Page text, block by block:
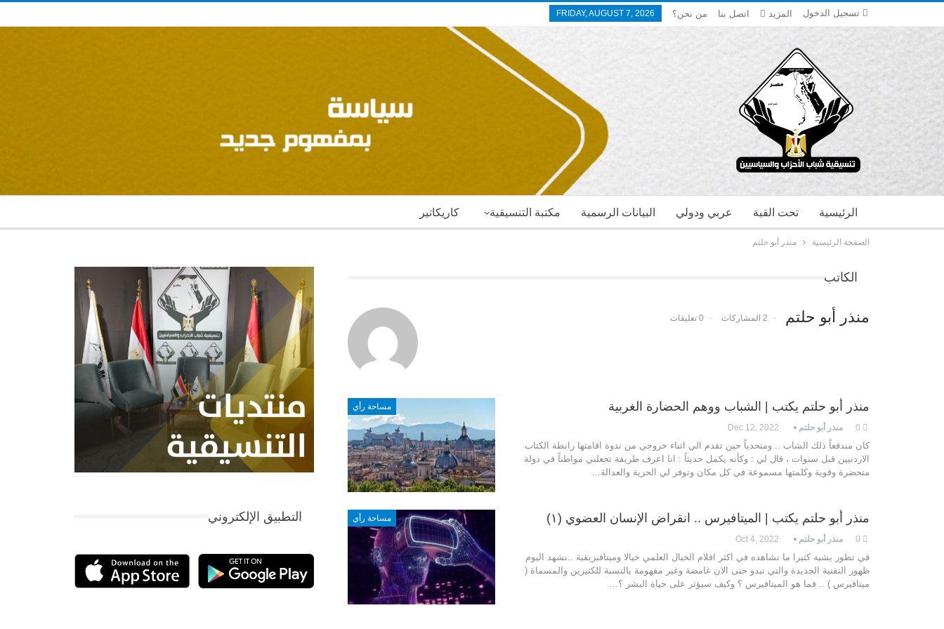
تسجيل الدخول FRIDAY, AUGUST 7, 2026 من نحن؟ اتصل بنا المزيد
كاريكاتير مكتبة التنسيقية البيانات الرسمية عربي ودولي تحت القبة الرئيسية
الصفحة الرئيسية منذر أبو حلتم
الكاتب
منذر أبو حلتم 2 المشاركات 0 تعليقات
مساحة رأي منذر أبو حلتم يكتب | الشباب ووهم الحضارة الغربية
منذر أبو حلتم Dec 12, 2022
كان مندفعاً ذلك الشاب .. ومتحدياً حين تقدم الي اثناء خروجي من ندوة اقامتها رابطة الكتاب
الاردنيين قبل سنوات ، قال لي : وكأنه يكمل حديثاً : انا اعرف طريقة تجعلني مواطناً في دولة
متحضرة وقوية وكلمتها مسموعة في كل مكان وتوفر لي الحرية والعدالة…
مساحة رأي منذر أبو حلتم يكتب | الميتافيرس .. انقراض الإنسان العضوي (١)
منذر أبو حلتم Oct 4, 2022
في تطور يشبه كثيرا ما نشاهده في اكثر افلام الخيال العلمي خيالا وميتافيزيقية ..نشهد اليوم
ظهور التقنية الجديدة والتي تبدو حتى الان غامضة وغير مفهومة بالنسبة للكثيرين والمسماة (
ميتافيرس ) .. فما هو الميتافيرس ؟ وكيف سيؤثر على حياة البشر ؟…
التطبيق الإلكتروني